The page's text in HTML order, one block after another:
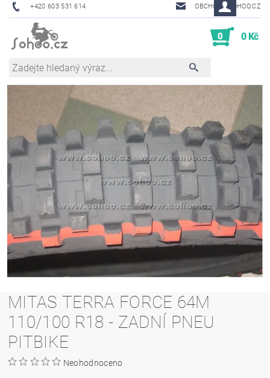
+420 603 531 614 OBCHOD@SOHOO.CZ
0 0 Kč
MITAS TERRA FORCE 64M
110/100 R18 - ZADNÍ PNEU
PITBIKE
Neohodnoceno